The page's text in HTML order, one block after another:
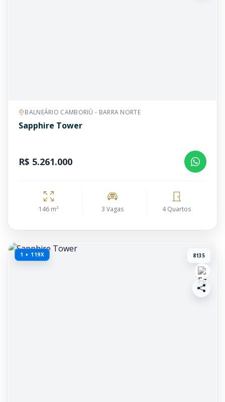
BALNEÁRIO CAMBORIÚ - BARRA NORTE
Sapphire Tower
R$ 5.261.000
146 m² 3 Vagas 4 Quartos
1 + 119X 8135